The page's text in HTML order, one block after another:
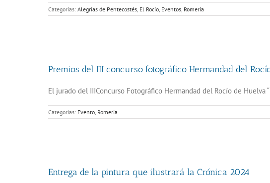
Categorías: Alegrías de Pentecostés El Rocío Eventos Romería
Premios del III concurso fotográfico Hermandad del
El jurado del IIIConcurso Fotográfico Hermandad del Rocío de Huelva
Categorías: Evento Romería
Entrega de la pintura que ilustrará la Crónica 2024